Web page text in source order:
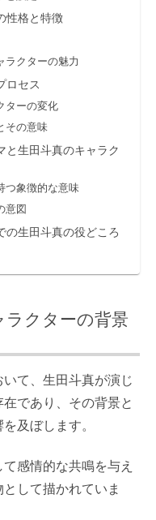
性格と特徴
ラクターの魅力
ロセス
ターの変化
その意味
と生田斗真のキャラク
つ象徴的な意味
意図
の生田斗真の役どころ
ラクターの背景
て、生田斗真が演じ
であり、その背景と
及ぼします。
感情的な共鳴を与え
して描かれていま